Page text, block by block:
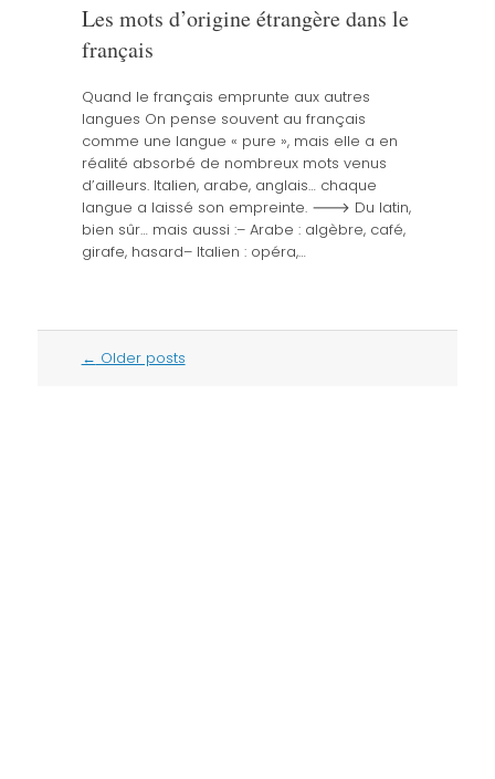
Les mots d’origine étrangère dans le
français
Quand le français emprunte aux autres
langues On pense souvent au français
comme une langue « pure », mais elle a en
réalité absorbé de nombreux mots venus
d’ailleurs. Italien, arabe, anglais… chaque
langue a laissé son empreinte. 🡒 Du latin,
bien sûr… mais aussi :– Arabe : algèbre, café,
girafe, hasard– Italien : opéra,…
Post
← Older posts